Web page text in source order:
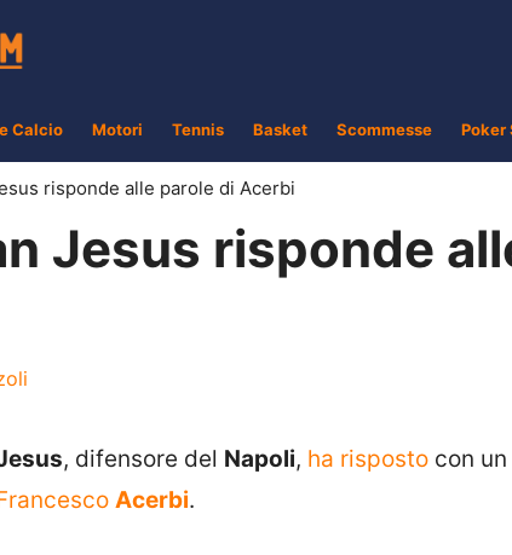
Calcio Motori Tennis Basket Scommesse Poker
risponde alle parole di Acerbi
Jesus risponde
, difensore del Napoli, ha risposto con
Acerbi.